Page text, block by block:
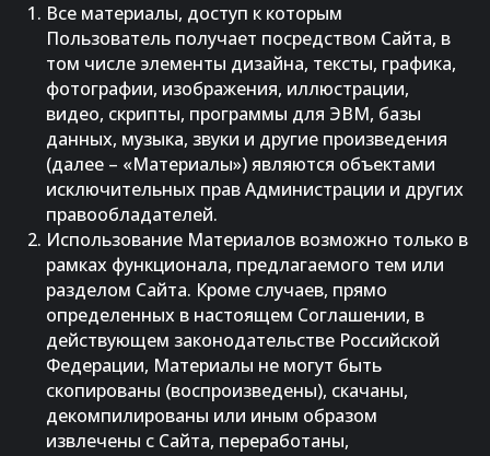
Все материалы, доступ к которым
Пользователь получает посредством Сайта, в
том числе элементы дизайна, тексты, графика,
фотографии, изображения, иллюстрации,
видео, скрипты, программы для ЭВМ, базы
данных, музыка, звуки и другие произведения
(далее – «Материалы») являются объектами
исключительных прав Администрации и других
правообладателей.
Использование Материалов возможно только в
рамках функционала, предлагаемого тем или
разделом Сайта. Кроме случаев, прямо
определенных в настоящем Соглашении, в
действующем законодательстве Российской
Федерации, Материалы не могут быть
скопированы (воспроизведены), скачаны,
декомпилированы или иным образом
извлечены с Сайта, переработаны,